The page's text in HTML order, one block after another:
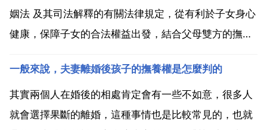
姻法 及其司法解釋的有關法律規定，從有利於子女身心
健康，保障子女的合法權益出發，結合父母雙方的撫養
結合審判實踐，具體如下 1 兩週歲以下的子女，一般隨
女方生活。2 對兩週歲以上八週歲以下的未成年的子
女，...
一般來說，夫妻離婚後孩子的撫養權是怎麼判的
其實兩個人在婚後的相處肯定會有一些不如意，很多人
就會選擇果斷的離婚，這種事情也是比較常見的，也就